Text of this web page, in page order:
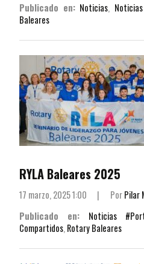
Publicado en: Noticias,
Baleares
RYLA Baleares 2025
17 marzo, 2025 1:00 | PorPilar
Publicado en:
Noticias
Compartidos, Rotary Baleares